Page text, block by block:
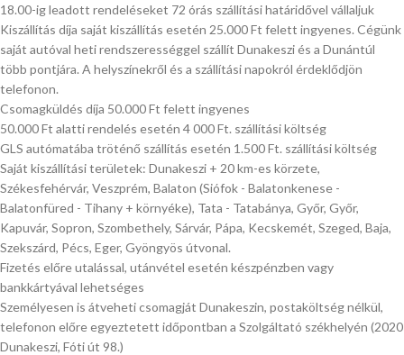
18.00-ig leadott rendeléseket 72 órás szállítási határidővel vállaljuk
Kiszállítás díja saját kiszállítás esetén 25.000 Ft felett ingyenes. Cégünk
saját autóval heti rendszerességgel szállít Dunakeszi és a Dunántúl
több pontjára. A helyszínekről és a szállítási napokról érdeklődjön
telefonon.
Csomagküldés díja 50.000 Ft felett ingyenes
50.000 Ft alatti rendelés esetén 4 000 Ft. szállítási költség
GLS autómatába tröténő szállítás esetén 1.500 Ft. szállítási költség
Saját kiszállítási területek: Dunakeszi + 20 km-es körzete,
Székesfehérvár, Veszprém, Balaton (Siófok - Balatonkenese -
Balatonfüred - Tihany + környéke), Tata - Tatabánya, Győr, Győr,
Kapuvár, Sopron, Szombethely, Sárvár, Pápa, Kecskemét, Szeged, Baja,
Szekszárd, Pécs, Eger, Gyöngyös útvonal.
Fizetés előre utalással, utánvétel esetén készpénzben vagy
bankkártyával lehetséges
Személyesen is átveheti csomagját Dunakeszin, postaköltség nélkül,
telefonon előre egyeztetett időpontban a Szolgáltató székhelyén (2020
Dunakeszi, Fóti út 98.)